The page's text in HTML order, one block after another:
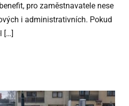
pro zaměstnavatele nese
i administrativních. Pokud
[…]